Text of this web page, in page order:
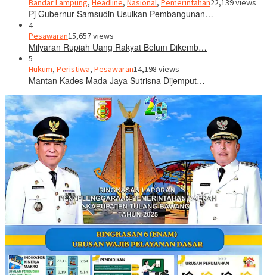
Bandar Lampung, Headline, Nasional, Pemerintahan22,139 views
Pj Gubernur Samsudin Usulkan Pembangunan…
4
Pesawaran15,657 views
Milyaran Rupiah Uang Rakyat Belum Dikemb…
5
Hukum, Peristiwa, Pesawaran14,198 views
Mantan Kades Mada Jaya Sutrisna Dijemput…